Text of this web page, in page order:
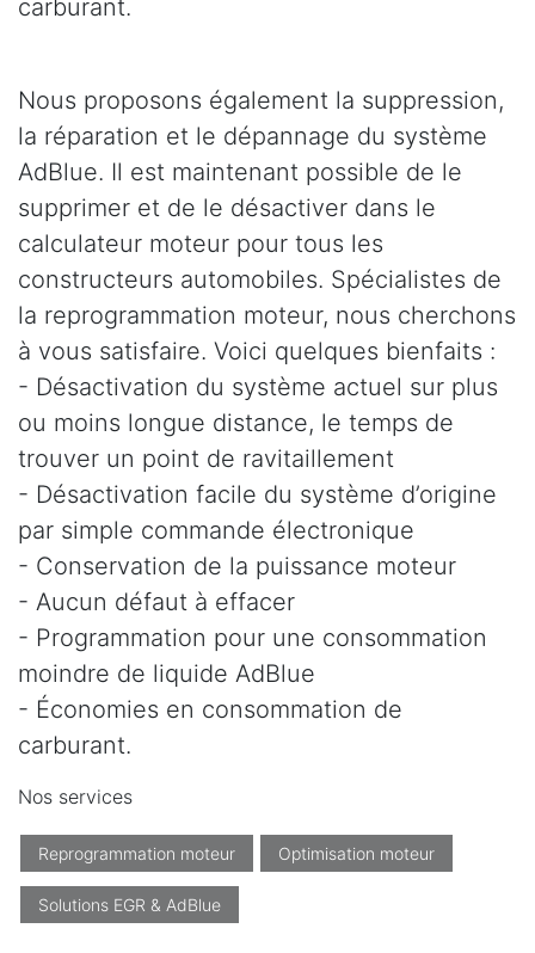
carburant.
Nous proposons également la suppression,
la réparation et le dépannage du système
AdBlue. Il est maintenant possible de le
supprimer et de le désactiver dans le
calculateur moteur pour tous les
constructeurs automobiles. Spécialistes de
la reprogrammation moteur, nous cherchons
à vous satisfaire. Voici quelques bienfaits :
- Désactivation du système actuel sur plus
ou moins longue distance, le temps de
trouver un point de ravitaillement
- Désactivation facile du système d’origine
par simple commande électronique
- Conservation de la puissance moteur
- Aucun défaut à effacer
- Programmation pour une consommation
moindre de liquide AdBlue
- Économies en consommation de
carburant.
Nos services
Reprogrammation moteur Optimisation moteur
Solutions EGR & AdBlue